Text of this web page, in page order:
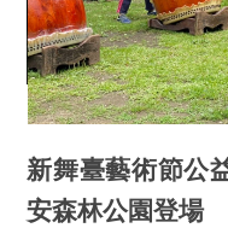
新舞臺藝術節公
安森林公園登場